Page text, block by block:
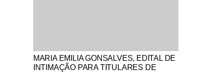
Notícias Católicas
MARIA EMILIA GONSALVES, EDITAL DE
INTIMAÇÃO PARA TITULARES DE